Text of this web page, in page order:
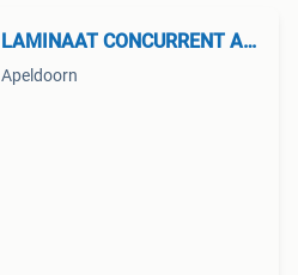
LAMINAAT CONCURRENT APELDOORN
Apeldoorn